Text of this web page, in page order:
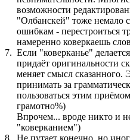
возможности
"Олбанскей" тоже немало
ошибкам - перестроиться
намеренно коверкаешь
7. Если "коверканье"
придаёт оригинальности
меняет смысл сказанного.
принимать за
пользоваться этим
грамотно%)
Впрочем... вроде никто и
"коверканием")
8. Не путает конечно, но